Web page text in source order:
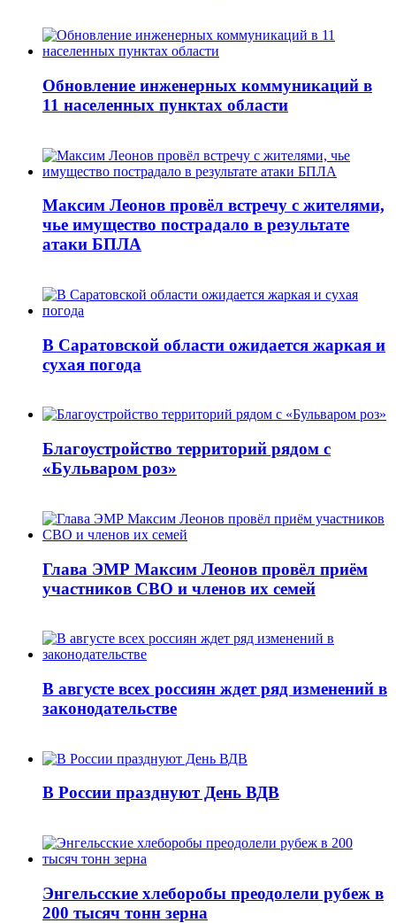
Обновление инженерных коммуникаций в
11 населенных пунктах области
Максим Леонов провёл встречу с жителями,
чье имущество пострадало в результате
атаки БПЛА
В Саратовской области ожидается жаркая и
сухая погода
Благоустройство территорий рядом с
«Бульваром роз»
Глава ЭМР Максим Леонов провёл приём
участников СВО и членов их семей
В августе всех россиян ждет ряд изменений в
законодательстве
В России празднуют День ВДВ
Энгельсские хлеборобы преодолели рубеж в
200 тысяч тонн зерна